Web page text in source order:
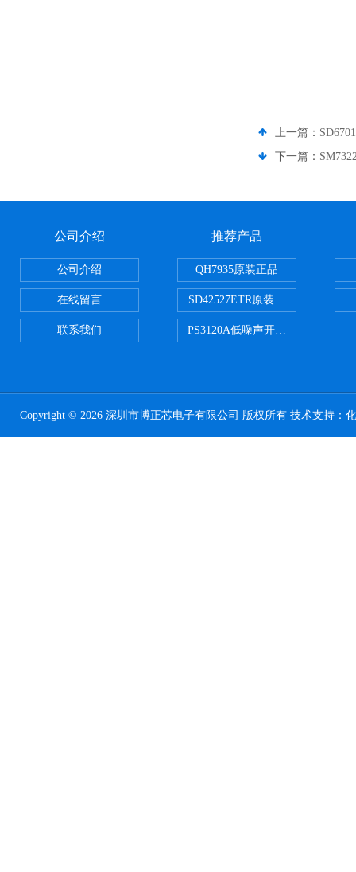
上一篇：
下一篇：
公司介绍
公司介绍
在线留言
联系我们
推荐产品
QH7935原装正品
SD42527ETR原装正品
PS3120A低噪声开关电容器原装正
Copyright © 2026 深圳市博正芯电子有限公司 版权所有 技术支持：